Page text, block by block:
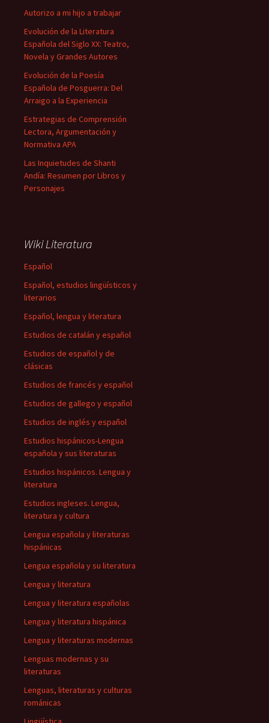
Autorizo a mi hijo a trabajar
Evolución de la Literatura
Española del Siglo XX: Teatro,
Novela y Grandes Autores
Evolución de la Poesía
Española de Posguerra: Del
Arraigo a la Experiencia
Estrategias de Comprensión
Lectora, Argumentación y
Normativa APA
Las Inquietudes de Shanti
Andía: Resumen por Libros y
Personajes
Wiki Literatura
Español
Español, estudios lingüísticos y
literarios
Español, lengua y literatura
Estudios de catalán y español
Estudios de español y de
clásicas
Estudios de francés y español
Estudios de gallego y español
Estudios de inglés y español
Estudios hispánicos-Lengua
española y sus literaturas
Estudios hispánicos. Lengua y
literatura
Estudios ingleses. Lengua,
literatura y cultura
Lengua española y literaturas
hispánicas
Lengua española y su literatura
Lengua y literatura
Lengua y literatura españolas
Lengua y literatura hispánica
Lengua y literaturas modernas
Lenguas modernas y su
literaturas
Lenguas, literaturas y culturas
románicas